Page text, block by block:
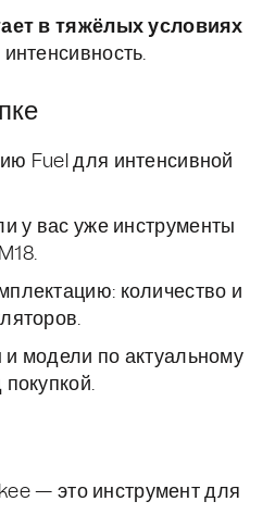
в тяжёлых условиях
Fuel для интенсивной
у вас уже инструменты
количество и
модели по актуальному
покупкой.
— это инструмент для